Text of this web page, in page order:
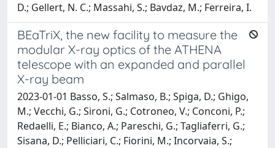
D.; Gellert, N. C.; Massahi, S.; Bavdaz, M.; Ferreira, I.
BEaTriX, the new facility to measure the
modular X-ray optics of the ATHENA
telescope with an expanded and parallel
X-ray beam
2023-01-01 Basso, S.; Salmaso, B.; Spiga, D.; Ghigo,
M.; Vecchi, G.; Sironi, G.; Cotroneo, V.; Conconi, P.;
Redaelli, E.; Bianco, A.; Pareschi, G.; Tagliaferri, G.;
Sisana, D.; Pelliciari, C.; Fiorini, M.; Incorvaia, S.;